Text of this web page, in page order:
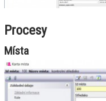
Procesy
Místa